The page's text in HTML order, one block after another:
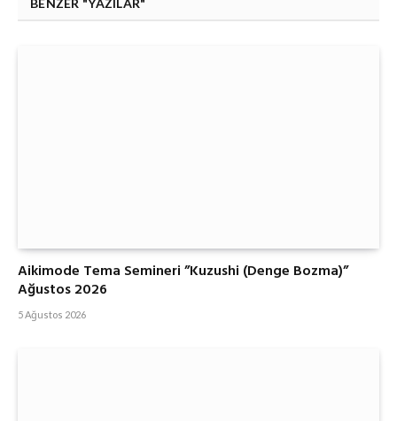
BENZER "YAZILAR"
Aikimode Tema Semineri ”Kuzushi (Denge Bozma)”
Ağustos 2026
5 Ağustos 2026